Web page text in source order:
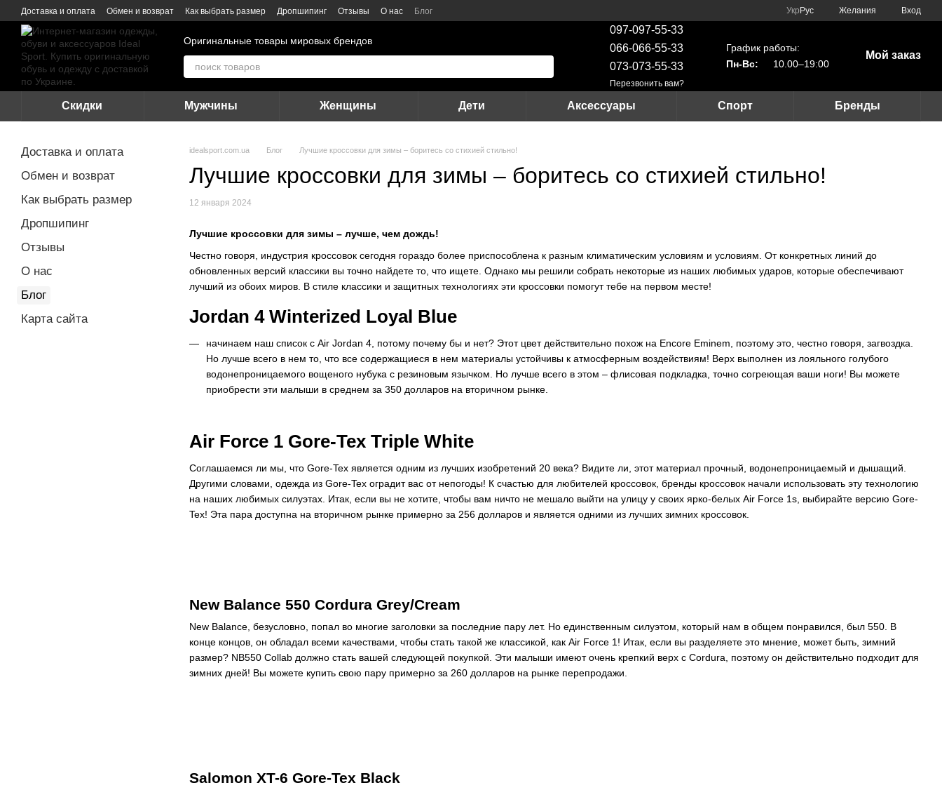
Перейти к основному контенту
Доставка и оплата Обмен и возврат Как выбрать размер Дропшипинг Отзывы О нас Блог Укр Рус Желания Вход
Оригинальные товары мировых брендов
097-097-55-33
066-066-55-33
073-073-55-33
Перезвонить вам?
График работы:
Пн-Вс:
10.00–19:00
Мой заказ
Скидки Мужчины Женщины Дети Аксессуары Спорт Бренды
idealsport.com.ua Блог Лучшие кроссовки для зимы – боритесь со стихией стильно!
Лучшие кроссовки для зимы – боритесь со стихией стильно!
12 января 2024
Лучшие кроссовки для зимы – лучше, чем дождь!
Честно говоря, индустрия кроссовок сегодня гораздо более приспособлена к разным климатическим условиям и условиям. От конкретных линий до
обновленных версий классики вы точно найдете то, что ищете. Однако мы решили собрать некоторые из наших любимых ударов, которые обеспечивают
лучший из обоих миров. В стиле классики и защитных технологиях эти кроссовки помогут тебе на первом месте!
Jordan 4 Winterized Loyal Blue
начинаем наш список с Air Jordan 4, потому почему бы и нет? Этот цвет действительно похож на Encore Eminem, поэтому это, честно говоря, загвоздка.
Но лучше всего в нем то, что все содержащиеся в нем материалы устойчивы к атмосферным воздействиям! Верх выполнен из лояльного голубого
водонепроницаемого вощеного нубука с резиновым язычком. Но лучше всего в этом – флисовая подкладка, точно согреющая ваши ноги! Вы можете
приобрести эти малыши в среднем за 350 долларов на вторичном рынке.
Air Force 1 Gore-Tex Triple White
Соглашаемся ли мы, что Gore-Tex является одним из лучших изобретений 20 века? Видите ли, этот материал прочный, водонепроницаемый и дышащий.
Другими словами, одежда из Gore-Tex оградит вас от непогоды! К счастью для любителей кроссовок, бренды кроссовок начали использовать эту технологию
на наших любимых силуэтах. Итак, если вы не хотите, чтобы вам ничто не мешало выйти на улицу у своих ярко-белых Air Force 1s, выбирайте версию Gore-
Tex! Эта пара доступна на вторичном рынке примерно за 256 долларов и является одними из лучших зимних кроссовок.
New Balance 550 Cordura Grey/Cream
New Balance, безусловно, попал во многие заголовки за последние пару лет. Но единственным силуэтом, который нам в общем понравился, был 550. В
конце концов, он обладал всеми качествами, чтобы стать такой же классикой, как Air Force 1! Итак, если вы разделяете это мнение, может быть, зимний
размер? NB550 Collab должно стать вашей следующей покупкой. Эти малыши имеют очень крепкий верх с Cordura, поэтому он действительно подходит для
зимних дней! Вы можете купить свою пару примерно за 260 долларов на рынке перепродажи.
Salomon XT-6 Gore-Tex Black
Доставка и оплата
Обмен и возврат
Как выбрать размер
Дропшипинг
Отзывы
О нас
Блог
Карта сайта